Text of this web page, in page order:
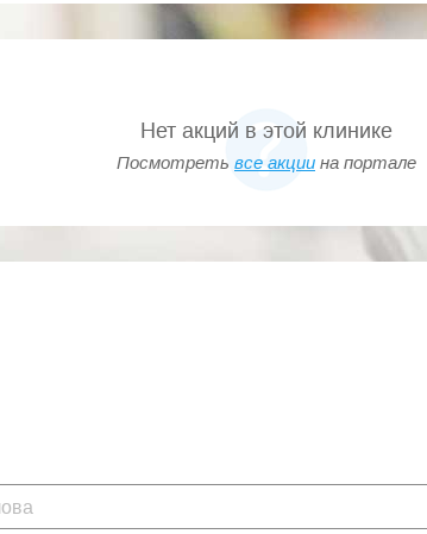
Нет акций в этой клинике
Посмотреть все акции на портале